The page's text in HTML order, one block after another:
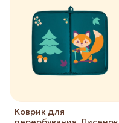
Коврик для